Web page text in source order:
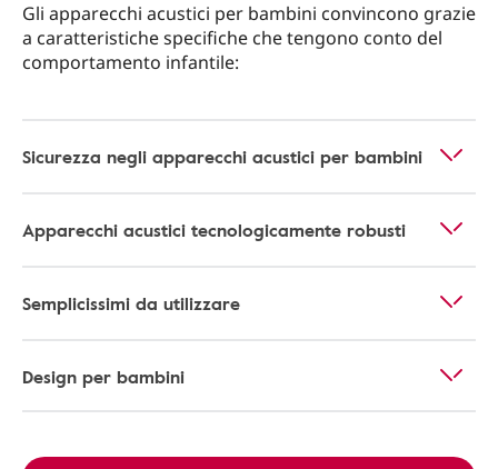
Gli apparecchi acustici per bambini convincono grazie
a caratteristiche specifiche che tengono conto del
comportamento infantile:
Sicurezza negli apparecchi acustici per bambini
Apparecchi acustici tecnologicamente robusti
Semplicissimi da utilizzare
Design per bambini